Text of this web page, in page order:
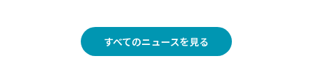
すべてのニュースを見る